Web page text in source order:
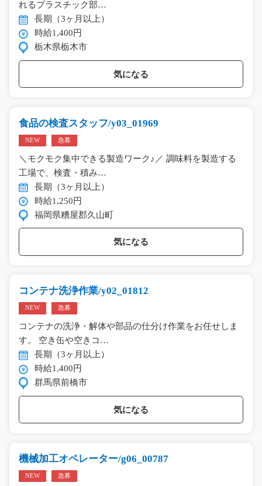
れるプラスチック部…
長期（3ヶ月以上）
時給1,400円
栃木県栃木市
気になる
食品の検査スタッフ/y03_01969
NEW 急募
＼モクモク集中できる製造ワーク♪／ 調味料を製造する
工場で、検査・積み…
長期（3ヶ月以上）
時給1,250円
福岡県糟屋郡久山町
気になる
コンテナ洗浄作業/y02_01812
NEW 急募
コンテナの洗浄・解体や部品の仕分け作業をお任せしま
す。 空き缶や空きコ…
長期（3ヶ月以上）
時給1,400円
群馬県前橋市
気になる
機械加工オペレーター/g06_00787
NEW 急募